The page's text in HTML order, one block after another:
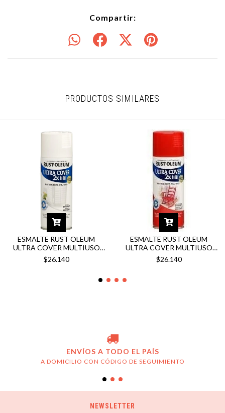
Compartir:
PRODUCTOS SIMILARES
ESMALTE RUST OLEUM
ULTRA COVER MULTIUSO
BLANCO BRILLANTE 340GRS
$26.140
ESMALTE RUST OLEUM
ULTRA COVER MULTIUSO
ROJO BRILLANTE 340GRS
$26.140
ENVÍOS A TODO EL PAÍS
A DOMICILIO CON CÓDIGO DE SEGUIMIENTO
NEWSLETTER